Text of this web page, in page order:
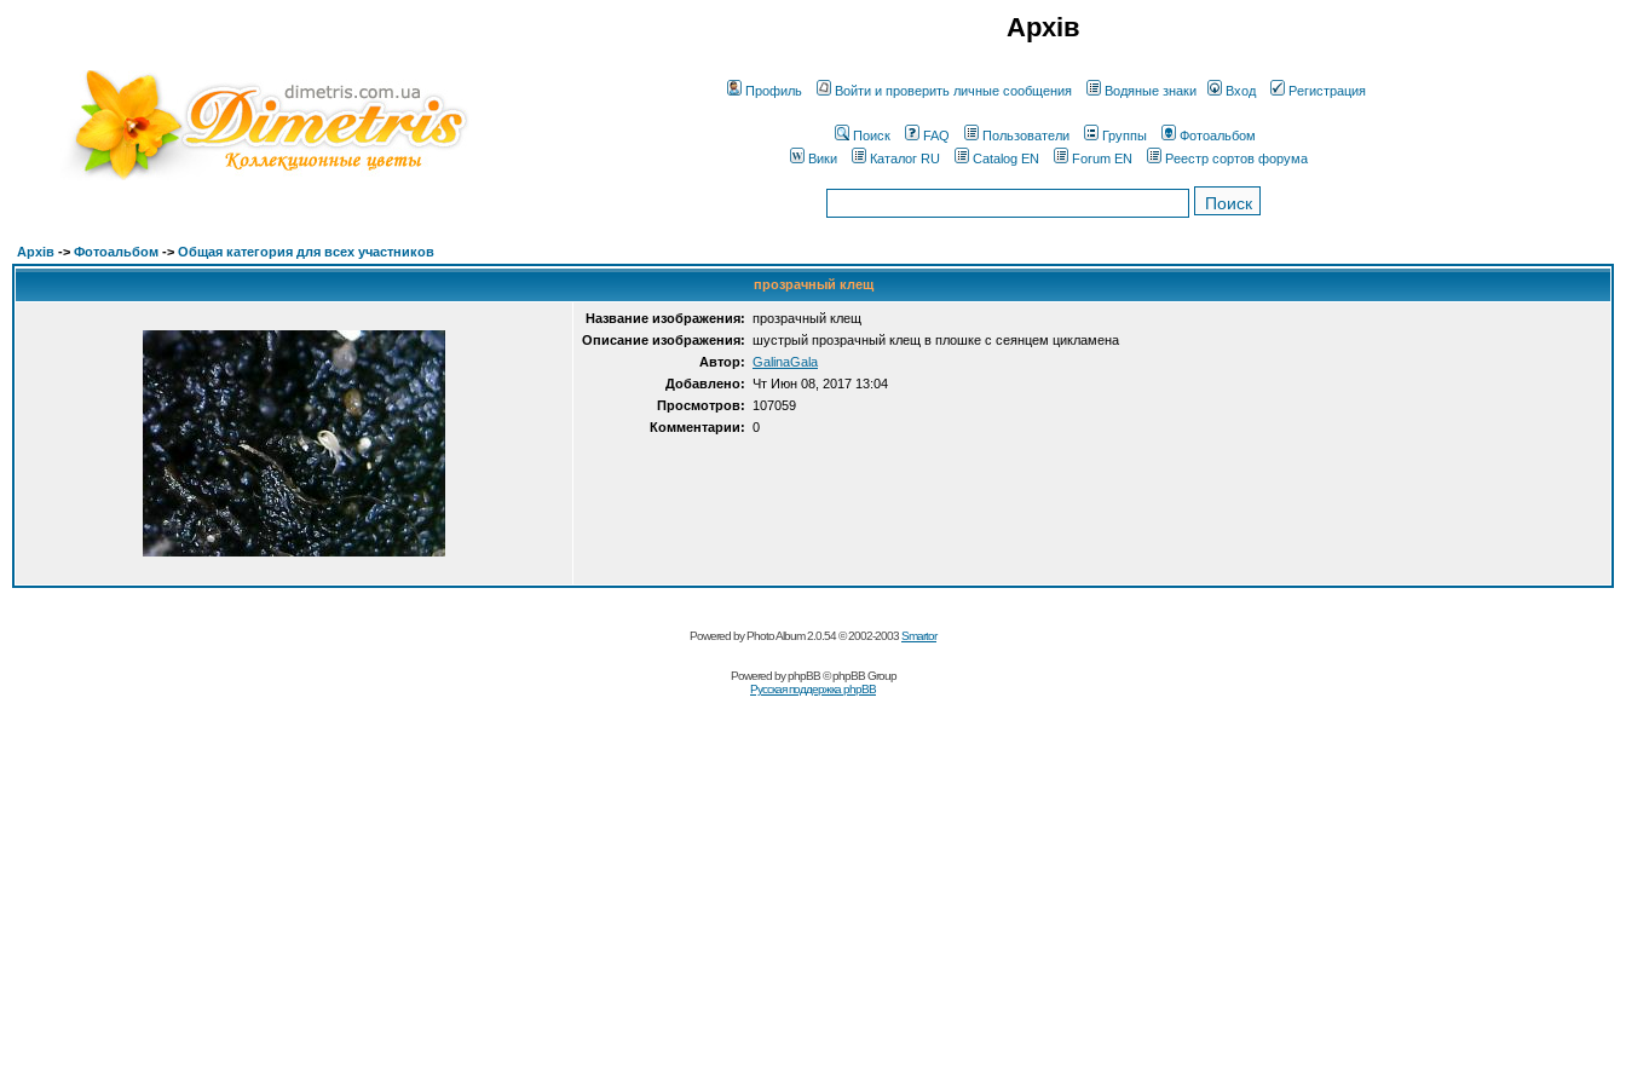
Архів
Профиль Войти и проверить личные сообщения Водяные знаки Вход Регистрация
Поиск FAQ Пользователи Группы
Фотоальбом
Вики
Каталог RU Catalog EN Forum EN Реестр сортов форума
Архів -> Фотоальбом -> Общая категория для всех участников
прозрачный клещ
Название изображения: прозрачный клещ
Описание изображения: шустрый прозрачный клещ в плошке с сеянцем цикламена
Автор: GalinaGala
Добавлено: Чт Июн 08, 2017 13:04
Просмотров:
107059
Комментарии: 0
Powered by Photo Album 2.0.54 © 2002-2003Smartor
Powered byphpBB© phpBB Group
Русская поддержка phpBB